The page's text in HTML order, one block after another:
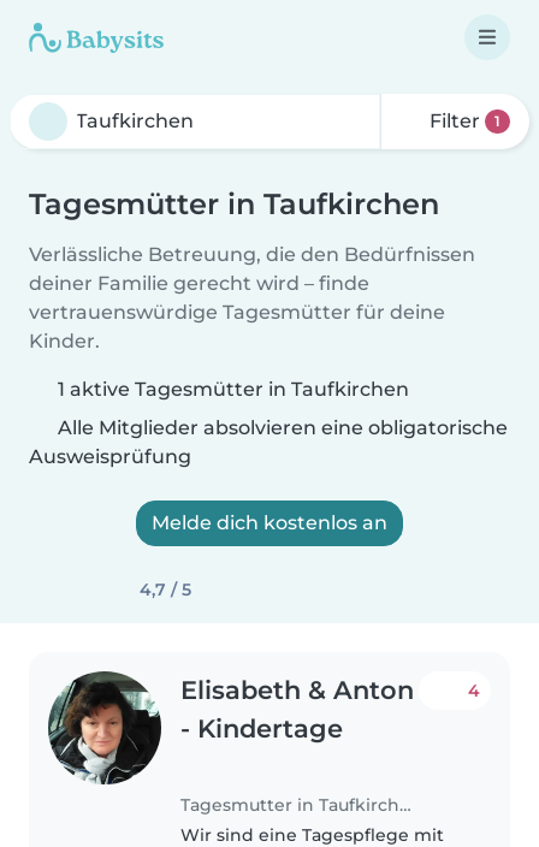
Filter 1
Tagesmütter in Taufkirchen
Verlässliche Betreuung, die den Bedürfnissen
deiner Familie gerecht wird – finde
vertrauenswürdige Tagesmütter für deine
Kinder.
1 aktive Tagesmütter in Taufkirchen
Alle Mitglieder absolvieren eine obligatorische
Ausweisprüfung
Melde dich kostenlos an
4,7 / 5
Elisabeth & Anton
- Kindertage
Tagesmutter in Taufkirchen
4
Wir sind eine Tagespflege mit